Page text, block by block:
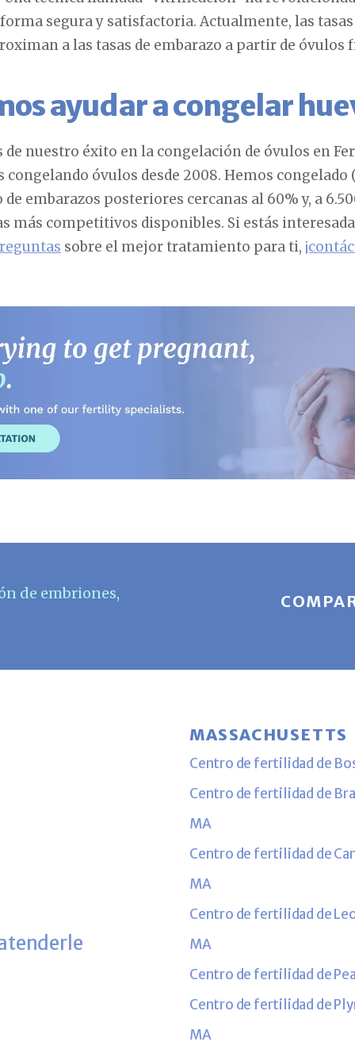
segura y satisfactoria. Actualmente, las
a las tasas de embarazo a partir de óvulos
ayudar a congelar
nuestro éxito en la congelación de óvulos en
congelando óvulos desde 2008. Hemos
embarazos posteriores cercanas al 60% y, a
más competitivos disponibles. Si estás
sobre el mejor tratamiento para ti,
de embriones,
MASSACHUSETTS
Centro de fertilidad de
Centro de fertilidad de
MA
Centro de fertilidad de
MA
Centro de fertilidad de
MA
Centro de fertilidad de
Centro de fertilidad de
MA